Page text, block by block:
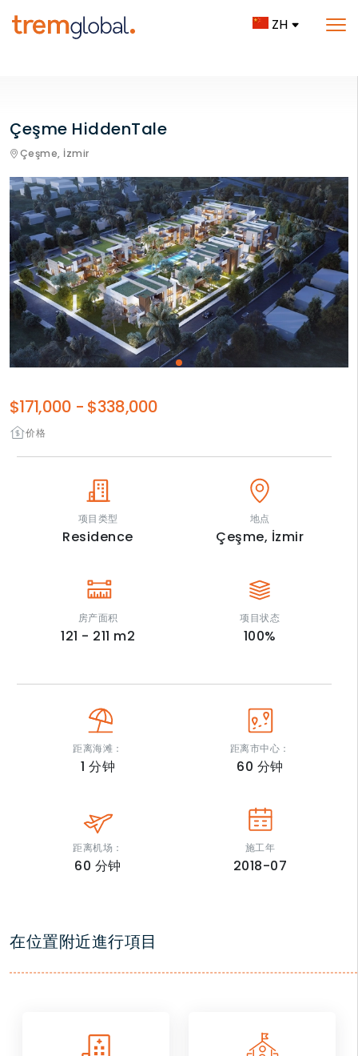
ZH
Çeşme HiddenTale
Çeşme, İzmir
价格
$171,000 - $338,000
项目类型
Residence
地点
Çeşme, İzmir
房产面积
121 - 211 m2
项目状态
100%
距离海滩：
1分钟
距离市中心：
60 分钟
距离机场：
60 分钟
施工年
2018-07
在位置附近進行項目